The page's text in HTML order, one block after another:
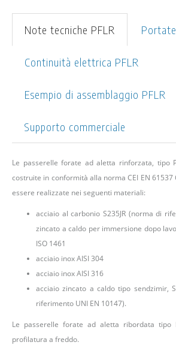
Note tecniche PFLR
Continuità elettrica PFLR
Esempio di assemblaggio PFLR
Supporto commerciale
Le passerelle forate ad aletta rinforzata, tipo
costruite in conformità alla norma CEI EN 61537
essere realizzate nei seguenti materiali:
acciaio al carbonio S235JR (norma di
zincato a caldo per immersione dopo
ISO 1461
acciaio inox AISI 304
acciaio inox AISI 316
acciaio zincato a caldo tipo sendzimir,
riferimento UNI EN 10147).
Le passerelle forate ad aletta ribordata tipo
profilatura a freddo.